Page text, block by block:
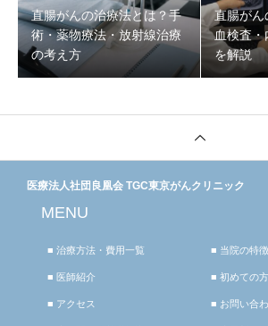
直腸がんの治療法とは？手
術・薬物療法・放射線治療
の考え方
直腸がん
血検査・
を解説
医療法人社団良凰会 TGC東京がんクリニック
MENU
■ 治療方法・費用一覧 ■ 当院の特
■ 医師紹介 ■ 初めての方
■ アクセス ■ お問い合